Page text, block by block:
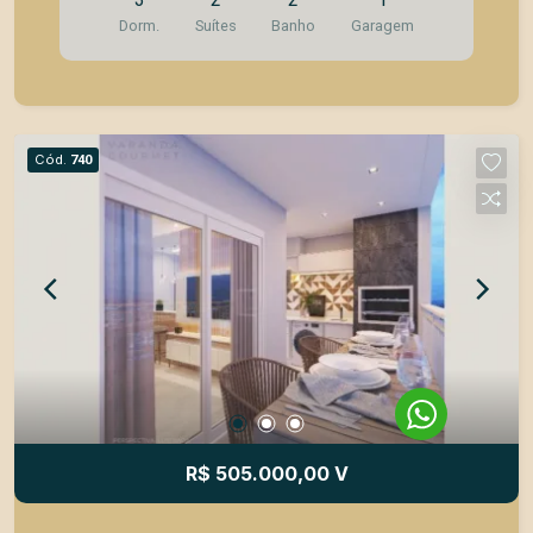
cidade. Características do Imóvel 62m² de área
útil 3 quartos, sendo 2 suítes Sala integrada
garagem Diferenciais Exclusivos Isolamento
acústico para maior conforto Infraestrutura pronta
para instalação de ar condicionado Janelas dos
quartos com persianas blackout Mais de 30 itens
de lazer no condomínio Lazer no Condomínio
Complexo aquático completo Coworking
moderno Espaço Master Chef Grill Fitness
externo e interno completo Suporte para
carregamento de carro elétrico Área para lavagem
de carros Espaço pet e petcare. Que tal agendar
uma visita e conhecer este imóvel hoje mesmo?
Dorm. Suítes Banho Garagem
Cód. 740
R$ 505.000,00 V